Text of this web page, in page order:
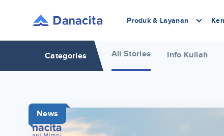
Produk & Layanan
Categories All Stories Info Kuliah
News